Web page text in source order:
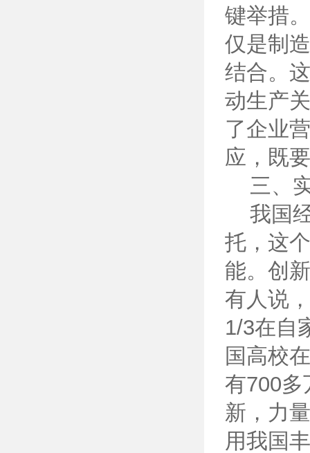
键举措
仅是制
结合。
动生产
了企业
应，既
三、实
我国经
托，这
能。创
有人说
1/3在自
国高校
有700多
新，力
用我国